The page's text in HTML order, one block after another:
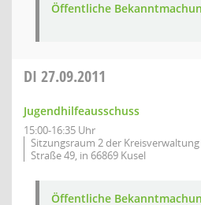
Öffentliche
DI 27.09.2011
Jugendhilfeausschuss
15:00-16:35 Uhr
Sitzungsraum 2 der
Straße 49, in 66869 Kusel
Öffentliche